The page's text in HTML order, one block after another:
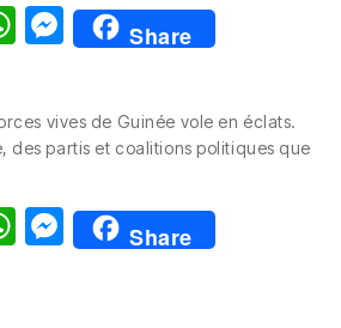
W
s
p
p
M
e
e
g
er
Share
vives de Guinée vole en éclats.
des partis et coalitions politiques que
W M
e
Share